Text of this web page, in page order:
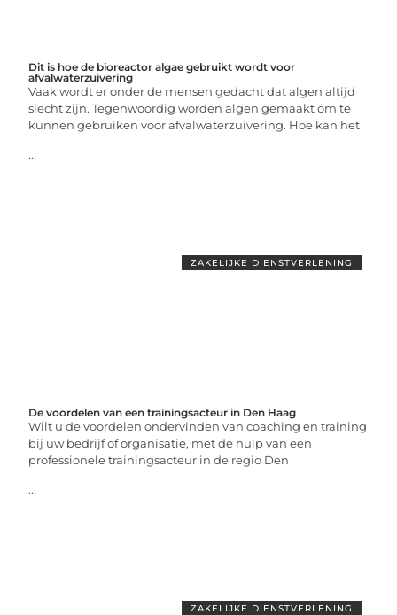
Dit is hoe de bioreactor algae gebruikt wordt voor
afvalwaterzuivering
Vaak wordt er onder de mensen gedacht dat algen altijd
slecht zijn. Tegenwoordig worden algen gemaakt om te
kunnen gebruiken voor afvalwaterzuivering. Hoe kan het
...
ZAKELIJKE DIENSTVERLENING
De voordelen van een trainingsacteur in Den Haag
Wilt u de voordelen ondervinden van coaching en training
bij uw bedrijf of organisatie, met de hulp van een
professionele trainingsacteur in de regio Den
...
ZAKELIJKE DIENSTVERLENING